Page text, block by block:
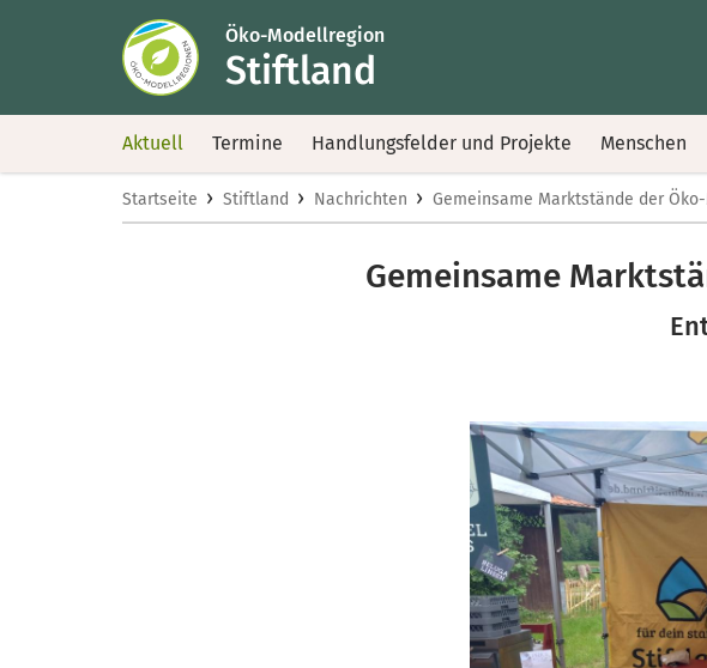
Öko-Modellregion
Stiftland
Aktuell Termine Handlungsfelder und Projekte Menschen
Startseite › Stiftland › Nachrichten › Gemeinsame Marktstände der
Gemeinsame